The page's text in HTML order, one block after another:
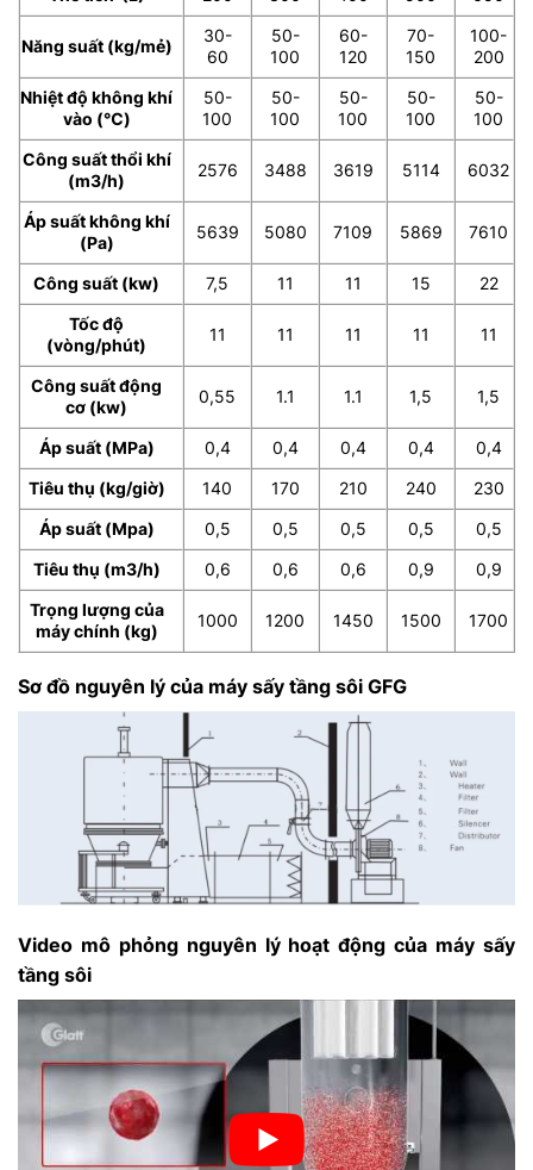
Năng suất (kg/mẻ)
30-
60
50-
100
60-
120
70-
150
100-
200
Nhiệt độ không khí
vào (℃)
50-
100
50-
100
50-
100
50-
100
50-
100
Công suất thổi khí
(m3/h)
2576 3488 3619 5114 6032
Áp suất không khí
(Pa)
5639 5080 7109 5869 7610
Công suất (kw) 7,5 11 11 15
22
Tốc độ
(vòng/phút)
11 11 11 11 11
Công suất động
cơ (kw)
0,55 1.1 1.1 1,5 1,5
Áp suất (MPa) 0,4 0,4 0,4 0,4
0,4
Tiêu thụ (kg/giờ)
140 170 210 240
230
Áp suất (Mpa)
0,5 0,5 0,5 0,5
0,5
Tiêu thụ (m3/h)
0,6 0,6 0,6 0,9
0,9
Trọng lượng của
máy chính (kg)
1000 1200 1450 1500 1700
Sơ đồ nguyên lý của máy sấy tầng sôi GFG
Video mô phỏng nguyên lý hoạt động của máy sấy
tầng sôi